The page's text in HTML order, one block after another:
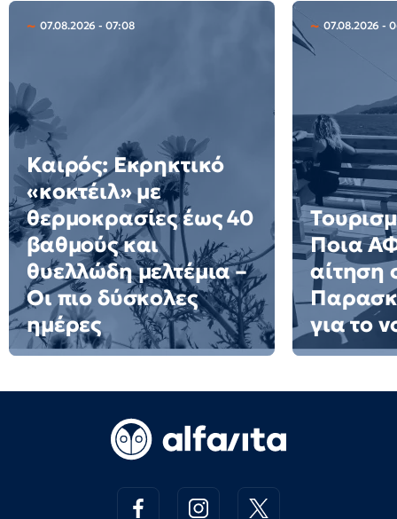
07.08.2026 - 07:08
Καιρός: Εκρηκτικό
«κοκτέιλ» με
θερμοκρασίες έως 40
βαθμούς και
θυελλώδη μελτέμια –
Οι πιο δύσκολες
ημέρες
07.08.2026 -
Ποια
αίτηση
για το